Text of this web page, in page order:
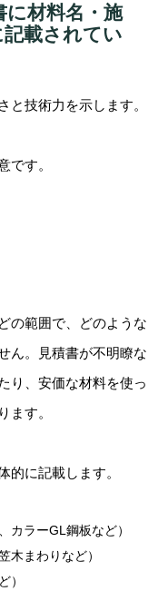
材料名・施
載されてい
と技術力を示します。
です。
の範囲で、どのような
ん。見積書が不明瞭な
り、安価な材料を使っ
ます。
的に記載します。
カラーGL鋼板など）
木まわりなど）
）